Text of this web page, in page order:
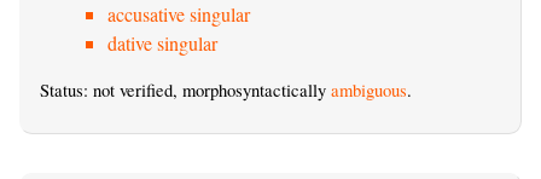
accusative singular
dative singular
Status: not verified, morphosyntactically ambiguous.